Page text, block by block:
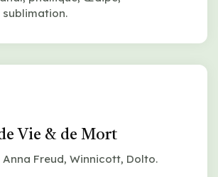
Vie & de Mort
Anna Freud, Winnicott, Dolto.